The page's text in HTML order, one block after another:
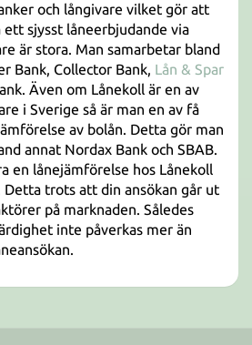
och långivare vilket gör att
sjysst låneerbjudande via
är stora. Man samarbetar bland
Bank, Collector Bank, Lån & Spar
Även om Lånekoll är en av
i Sverige så är man en av få
av bolån. Detta gör man
annat Nordax Bank och SBAB.
en lånejämförelse hos Lånekoll
Detta trots att din ansökan går ut
på marknaden. Således
inte påverkas mer än